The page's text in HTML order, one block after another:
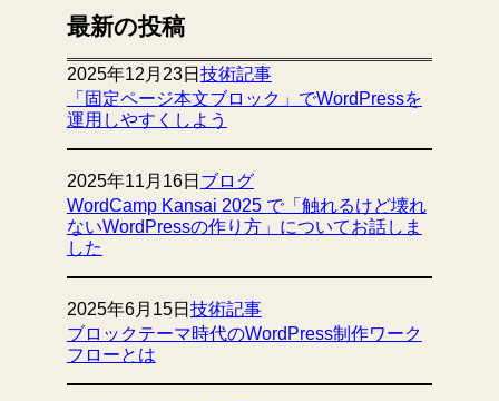
最新の投稿
2025年12月23日 技術記事
「固定ページ本文ブロック」でWordPressを
運用しやすくしよう
2025年11月16日 ブログ
WordCamp Kansai 2025 で「触れるけど壊れ
ないWordPressの作り方」についてお話しま
した
2025年6月15日 技術記事
ブロックテーマ時代のWordPress制作ワーク
フローとは